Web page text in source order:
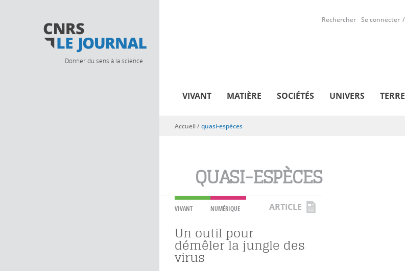
Donner du sens à la science
Rechercher Se connecter
VIVANT MATIÈRE SOCIÉTÉS UNIVERS TERRE
Vous êtes ici
Accueil/quasi-espèces
QUASI-ESPÈCES
VIVANT NUMÉRIQUE ARTICLE
Un outil pour
démêler la jungle des
virus